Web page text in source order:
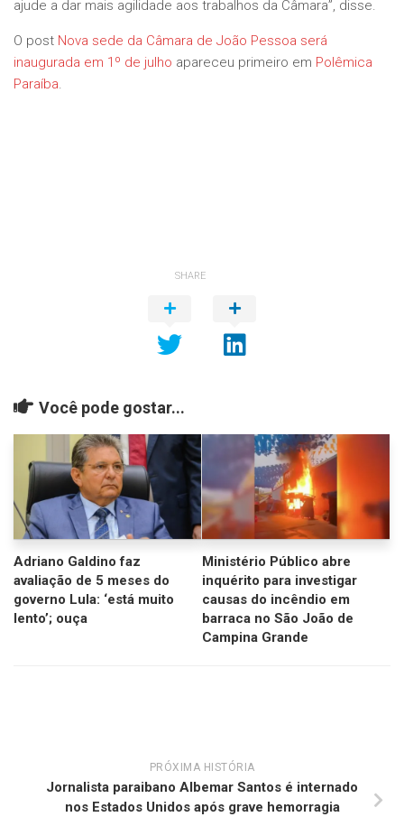
ajude a dar mais agilidade aos trabalhos da Câmara”, disse.
O post Nova sede da Câmara de João Pessoa será
inaugurada em 1º de julho apareceu primeiro em Polêmica
Paraíba
SHARE
Você pode gostar...
Adriano Galdino faz
avaliação de 5 meses do
governo Lula: ‘está muito
lento’; ouça
Ministério Público abre
inquérito para investigar
causas do incêndio em
barraca no São João de
Campina Grande
PRÓXIMA HISTÓRIA
Jornalista paraibano Albemar Santos é internado
nos Estados Unidos após grave hemorragia